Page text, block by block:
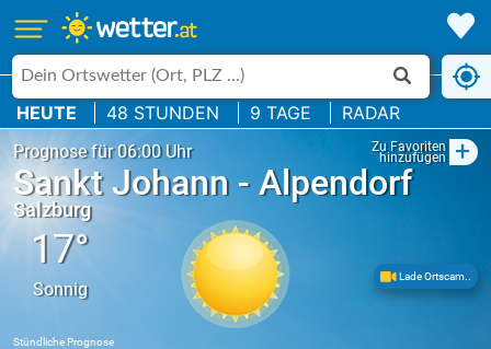
HEUTE 48 STUNDEN 9 TAGE RADAR
Prognose für 06:00 Uhr Zu Favoriten
hinzufügen +
Sankt Johann - Alpendorf
Salzburg
17°
Sonnig
Lade Ortscam..
Stündliche Prognose